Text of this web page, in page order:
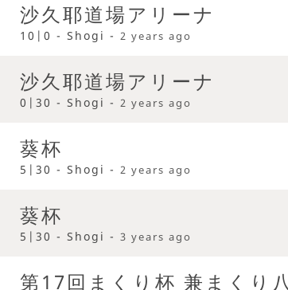
沙久耶道場アリーナ
10|0 - Shogi - 2 years ago
沙久耶道場アリーナ
0|30 - Shogi - 2 years ago
葵杯
5|30 - Shogi - 2 years ago
葵杯
5|30 - Shogi - 3 years ago
第17回まくり杯 兼まくり